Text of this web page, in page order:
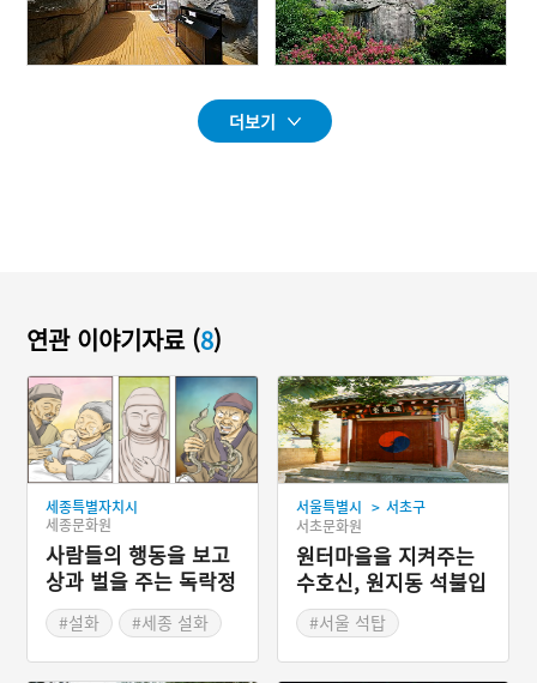
더보기
연관 이야기자료 (8)
세종특별자치시
세종문화원
사람들의 행동을 보고
상과 벌을 주는 독락정
석불
#설화 #세종 설화
서울특별시 > 서초구
서초문화원
원터마을을 지켜주는
수호신, 원지동 석불입
상과 석탑
#서울 석탑